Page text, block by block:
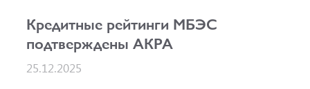
Кредитные рейтинги МБЭС
подтверждены АКРА
25.12.2025